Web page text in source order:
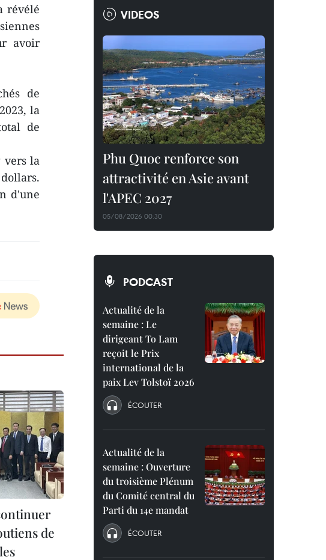
révélé
avoir
de
la
de
vers la
d'une
de
VIDEOS
Phu Quoc renforce son
attractivité en Asie avant
l'APEC 2027
05/08/2026 00:30
PODCAST
Actualité de la
semaine : Le
dirigeant To Lam
reçoit le Prix
international de la
paix Lev Tolstoï 2026
ÉCOUTER
Actualité de la
semaine : Ouverture
du troisième Plénum
du Comité central du
Parti du 14e mandat
ÉCOUTER